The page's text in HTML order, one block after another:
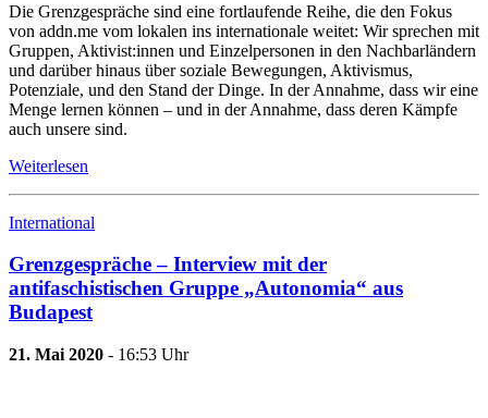
Die Grenzgespräche sind eine fortlaufende Reihe, die den Fokus
von addn.me vom lokalen ins internationale weitet: Wir sprechen mit
Gruppen, Aktivist:innen und Einzelpersonen in den Nachbarländern
und darüber hinaus über soziale Bewegungen, Aktivismus,
Potenziale, und den Stand der Dinge. In der Annahme, dass wir eine
Menge lernen können – und in der Annahme, dass deren Kämpfe
auch unsere sind.
Weiterlesen
International
Grenzgespräche – Interview mit der
antifaschistischen Gruppe „Autonomia“ aus
Budapest
21. Mai 2020 - 16:53 Uhr